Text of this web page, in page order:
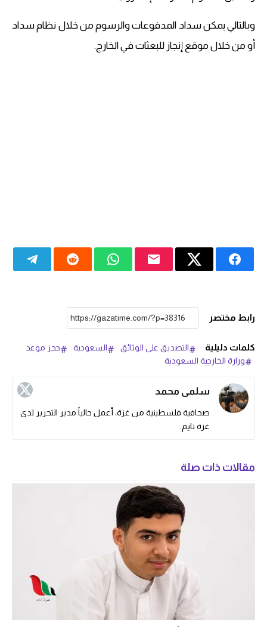
وبالتالي يمكن سداد المدفوعات والرسوم من خلال نظام سداد
أو من خلال موقع إنجاز للبعثات في الخارج.
رابط مختصر
كلمات دليلية التصديق على الوثائق السعودية
حجز موعد
وزارة الخارجية السعودية
سلمى محمد
صحافية فلسطينية من غزة، أعمل حالياً مدير التحرير لدى
غزة تايم.
مقالات ذات صلة